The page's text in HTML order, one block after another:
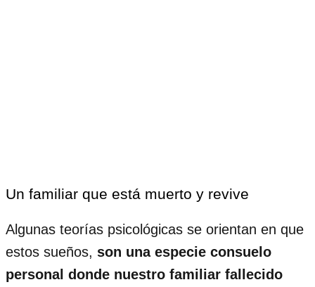
Un familiar que está muerto y revive
Algunas teorías psicológicas se orientan en que
estos sueños, son una especie consuelo
personal donde nuestro familiar fallecido